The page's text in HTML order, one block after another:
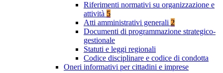
Riferimenti normativi su organizzazione e
attività 5
Atti amministrativi generali 2
Documenti di programmazione strategico-
gestionale
Statuti e leggi regionali
Codice disciplinare e codice di condotta
Oneri informativi per cittadini e imprese